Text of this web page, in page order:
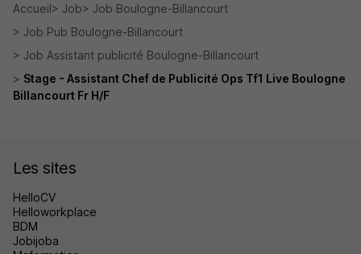
Accueil Job
Job Boulogne-Billancourt
Job Pub Boulogne-Billancourt
Job Assistant publicité Boulogne-Billancourt
Stage - Assistant Chef de Publicité Ops Tf1 Live Boulogne
Billancourt Fr H/F
Les sites
HelloCV
Helloworkplace
BDM
Jobijoba